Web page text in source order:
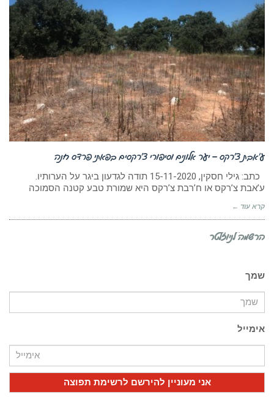
ע’אבת צ’רקס – יער אלונים וסיפורי צ’רקסים בפאתי פרדס חנה
כתב: גילי חסקין, 15-11-2020 תודה לגדעון ביגר על הערותיו.
ע’אבת צ’רקס או ח’רבת צ’רקס היא שמורת טבע קטנה הסמוכה
קרא עוד ←
הרשמה לניוזלטר
שמך
אימייל